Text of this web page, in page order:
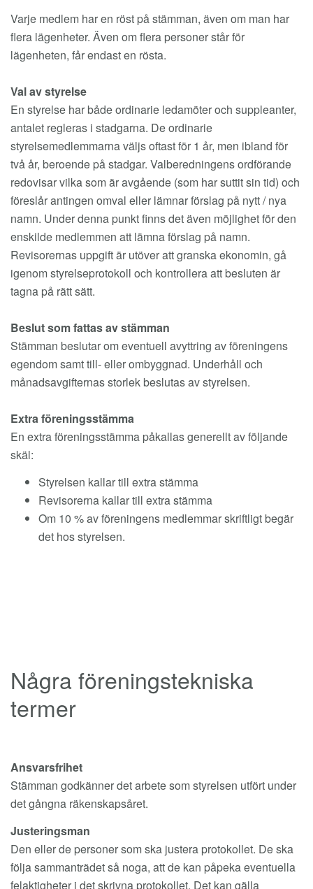
Varje medlem har en röst på stämman, även om man har
flera lägenheter. Även om flera personer står för
lägenheten, får endast en rösta.
Val av styrelse
En styrelse har både ordinarie ledamöter och suppleanter,
antalet regleras i stadgarna. De ordinarie
styrelsemedlemmarna väljs oftast för 1 år, men ibland för
två år, beroende på stadgar. Valberedningens ordförande
redovisar vilka som är avgående (som har suttit sin tid) och
föreslår antingen omval eller lämnar förslag på nytt / nya
namn. Under denna punkt finns det även möjlighet för den
enskilde medlemmen att lämna förslag på namn.
Revisorernas uppgift är utöver att granska ekonomin, gå
igenom styrelseprotokoll och kontrollera att besluten är
tagna på rätt sätt.
Beslut som fattas av stämman
Stämman beslutar om eventuell avyttring av föreningens
egendom samt till- eller ombyggnad. Underhåll och
månadsavgifternas storlek beslutas av styrelsen.
Extra föreningsstämma
En extra föreningsstämma påkallas generellt av följande
skäl:
Styrelsen kallar till extra stämma
Revisorerna kallar till extra stämma
Om 10 % av föreningens medlemmar skriftligt begär
det hos styrelsen.
Några föreningstekniska
termer
Ansvarsfrihet
Stämman godkänner det arbete som styrelsen utfört under
det gångna räkenskapsåret.
Justeringsman
Den eller de personer som ska justera protokollet. De ska
följa sammanträdet så noga, att de kan påpeka eventuella
felaktigheter i det skrivna protokollet. Det kan gälla